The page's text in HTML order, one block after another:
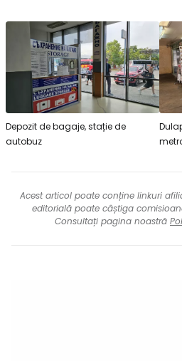
Depozit de bagaje, stație de
autobuz
Acest articol poate conține linkuri
editorială poate câștiga
Consultați pagina noastră